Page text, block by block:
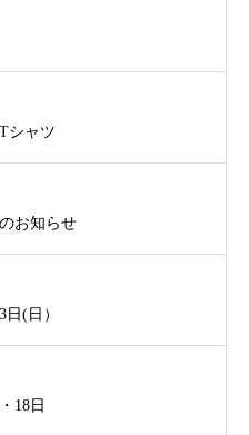
シャツ
お知らせ
(日）
18日